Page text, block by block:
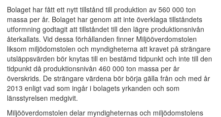
Bolaget har fått ett nytt tillstånd till produktion av 560 000 ton
massa per år. Bolaget har genom att inte överklaga tillståndets
utformning godtagit att tillståndet till den lägre produktionsnivån
återkallats. Vid dessa förhållanden finner Miljööverdomstolen
liksom miljödomstolen och myndigheterna att kravet på strängare
utsläppsvärden bör knytas till en bestämd tidpunkt och inte till den
tidpunkt då produktionsnivån 460 000 ton massa per år
överskrids. De strängare värdena bör börja gälla från och med år
2013 enligt vad som ingår i bolagets yrkanden och som
länsstyrelsen medgivit.
Miljööverdomstolen delar myndigheternas och miljödomstolens